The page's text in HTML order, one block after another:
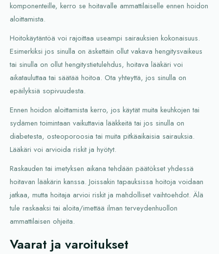
komponenteille, kerro se hoitavalle ammattilaiselle ennen hoidon
aloittamista.
Hoitokäytäntöä voi rajoittaa useampi sairauksien kokonaisuus.
Esimerkiksi jos sinulla on äskettäin ollut vakava hengitysvaikeus
tai sinulla on ollut hengitystietulehdus, hoitava lääkäri voi
aikatauluttaa tai säätää hoitoa. Ota yhteyttä, jos sinulla on
epäilyksiä sopivuudesta.
Ennen hoidon aloittamista kerro, jos käytät muita keuhkojen tai
sydämen toimintaan vaikuttavia lääkkeitä tai jos sinulla on
diabetesta, osteoporoosia tai muita pitkäaikaisia sairauksia.
Lääkäri voi arvioida riskit ja hyötyt.
Raskauden tai imetyksen aikana tehdään päätökset yhdessä
hoitavan lääkärin kanssa. Joissakin tapauksissa hoitoja voidaan
jatkaa, mutta hoitaja arvioi riskit ja mahdolliset vaihtoehdot. Älä
tule raskaaksi tai aloita/imettää ilman terveydenhuollon
ammattilaisen ohjeita.
Vaarat ja varoitukset